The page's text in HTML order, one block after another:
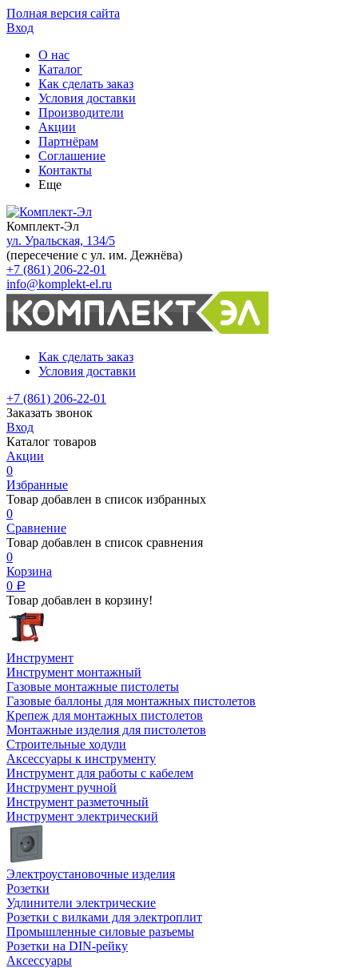
Полная версия сайта
Вход
О нас
Каталог
Как сделать заказ
Условия доставки
Производители
Акции
Партнёрам
Соглашение
Контакты
Еще
Комплект-Эл
ул. Уральская, 134/5
(пересечение с ул. им. Дежнёва)
+7 (861) 206-22-01
info@komplekt-el.ru
Как сделать заказ
Условия доставки
+7 (861) 206-22-01
Заказать звонок
Вход
Каталог товаров
Акции
0
Избранные
Товар добавлен в список избранных
0
Сравнение
Товар добавлен в список сравнения
0
Корзина
0 Р
Товар добавлен в корзину!
Инструмент
Инструмент монтажный
Газовые монтажные пистолеты
Газовые баллоны для монтажных пистолетов
Крепеж для монтажных пистолетов
Монтажные изделия для пистолетов
Строительные ходули
Аксессуары к инструменту
Инструмент для работы с кабелем
Инструмент ручной
Инструмент разметочный
Инструмент электрический
Электроустановочные изделия
Розетки
Удлинители электрические
Розетки с вилками для электроплит
Промышленные силовые разъемы
Розетки на DIN-рейку
Аксессуары